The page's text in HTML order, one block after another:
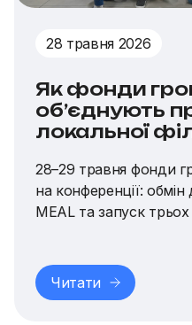
28 травня 2026
Як фонди
об’єднують
локальної
28–29 травня фонди
на конференції:
MEAL та запуск
Читати